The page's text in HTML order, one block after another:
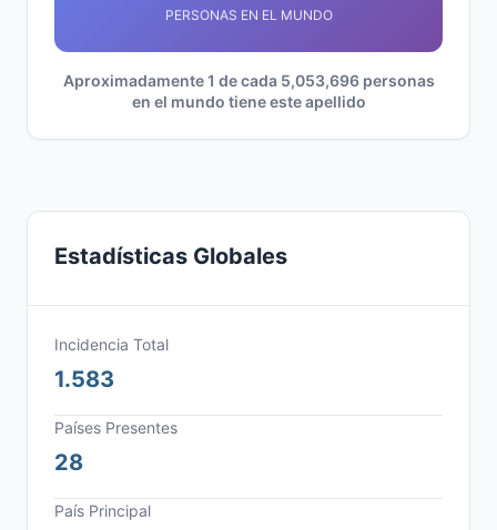
PERSONAS EN EL MUNDO
Aproximadamente 1 de cada 5,053,696 personas
en el mundo tiene este apellido
Estadísticas Globales
Incidencia Total
1.583
Países Presentes
28
País Principal